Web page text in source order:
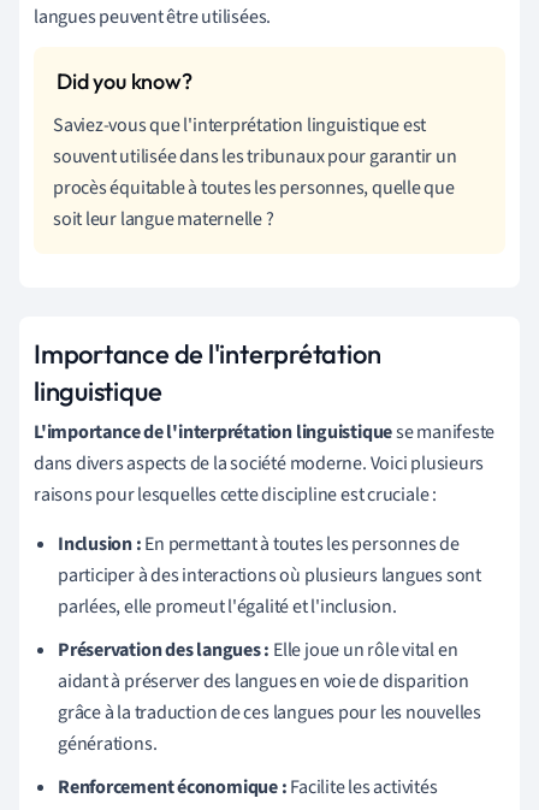
langues peuvent être utilisées.
Saviez-vous que l'interprétation linguistique est
souvent utilisée dans les tribunaux pour garantir un
procès équitable à toutes les personnes, quelle que
soit leur langue maternelle ?
Importance de l'interprétation
linguistique
L'importance de l'interprétation linguistiquese manifeste
dans divers aspects de la société moderne. Voici plusieurs
raisons pour lesquelles cette discipline est cruciale :
Inclusion :En permettant à toutes les personnes de
participer à des interactions où plusieurs langues sont
parlées, elle promeut l'égalité et l'inclusion.
Préservation des langues : Elle joue un rôle vital en
aidant à préserver des langues en voie de disparition
grâce à la traduction de ces langues pour les nouvelles
générations.
Renforcement économique :Facilite les activités